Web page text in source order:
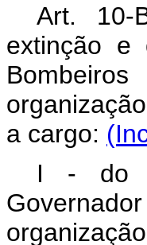
Art. 10-
extinção e
a cargo:
I - do